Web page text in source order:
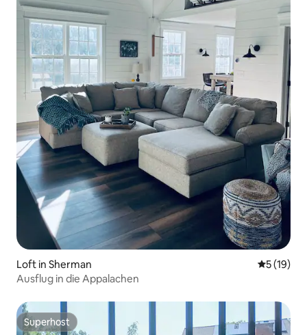
Loft in Sherman
5 (19)
Ausflug in die Appalachen
Superhost
Superhost